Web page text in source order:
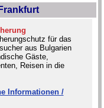
für das
aus Bulgarien
Gäste,
Reisen in die
Informationen /